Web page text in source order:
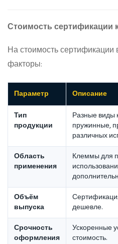
Стоимость сертификации
На стоимость
факторы:
Параметр
Описание
Тип
продукции
Разные виды
пружинные,
различных
Область
применения
Клеммы для
Объём
выпуска
дешевле.
Срочность
оформления
Ускоренные
стоимость.